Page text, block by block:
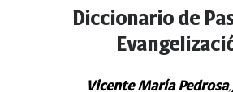
Diccionario de
Vicente María Pedrosa,